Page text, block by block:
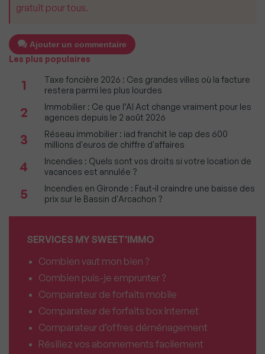
gratuit pour tous.
Ajouter un commentaire
Les plus populaires
1
Taxe foncière 2026 : Ces grandes villes où la facture
restera parmi les plus lourdes
2
Immobilier : Ce que l’AI Act change vraiment pour les
agences depuis le 2 août 2026
3
Réseau immobilier : iad franchit le cap des 600
millions d'euros de chiffre d'affaires
4
Incendies : Quels sont vos droits si votre location de
vacances est annulée ?
5
Incendies en Gironde : Faut-il craindre une baisse des
prix sur le Bassin d'Arcachon ?
SERVICES MY SWEET'IMMO
Combien vaut mon bien ?
Combien puis-je emprunter ?
Comparateur de forfaits mobile
Comparateur de forfaits box Internet
Comparateur d’offres déménagement
Résiliez vos abonnements facilement